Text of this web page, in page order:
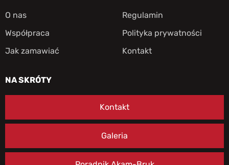
O nas
Współpraca
Jak zamawiać
Regulamin
Polityka prywatności
Kontakt
NA SKRÓTY
Kontakt
Galeria